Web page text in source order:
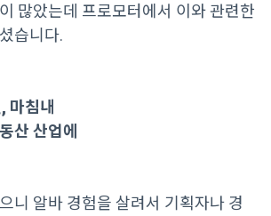
많았는데 프로모터에서 이와 관련한
습니다.
마침내
산 산업에
니 알바 경험을 살려서 기획자나 경